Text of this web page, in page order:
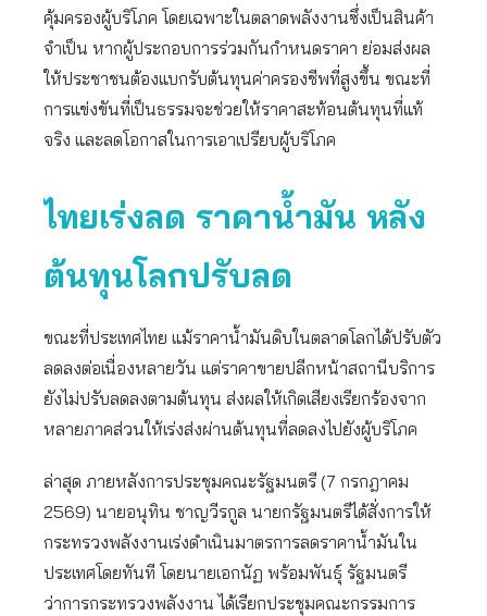
คุ้มครองผู้บริโภค โดยเฉพาะในตลาดพลังงานซึ่งเป็นสินค้า
จำเป็น หากผู้ประกอบการร่วมกันกำหนดราคา ย่อมส่งผล
ให้ประชาชนต้องแบกรับต้นทุนค่าครองชีพที่สูงขึ้น ขณะที่
การแข่งขันที่เป็นธรรมจะช่วยให้ราคาสะท้อนต้นทุนที่แท้
จริง และลดโอกาสในการเอาเปรียบผู้บริโภค
ไทยเร่งลด ราคาน้ำมัน หลัง
ต้นทุนโลกปรับลด
ขณะที่ประเทศไทย แม้ราคาน้ำมันดิบในตลาดโลกได้ปรับตัว
ลดลงต่อเนื่องหลายวัน แต่ราคาขายปลีกหน้าสถานีบริการ
ยังไม่ปรับลดลงตามต้นทุน ส่งผลให้เกิดเสียงเรียกร้องจาก
หลายภาคส่วนให้เร่งส่งผ่านต้นทุนที่ลดลงไปยังผู้บริโภค
ล่าสุด ภายหลังการประชุมคณะรัฐมนตรี (7 กรกฎาคม
2569) นายอนุทิน ชาญวีรกูล นายกรัฐมนตรีได้สั่งการให้
กระทรวงพลังงานเร่งดำเนินมาตรการลดราคาน้ำมันใน
ประเทศโดยทันที โดยนายเอกนัฏ พร้อมพันธุ์ รัฐมนตรี
ว่าการกระทรวงพลังงาน ได้เรียกประชุมคณะกรรมการ